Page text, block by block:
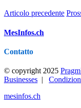
Articolo precedente
MesInfos.ch
Contatto
© copyright 2025
Businesses |
mesinfos.ch